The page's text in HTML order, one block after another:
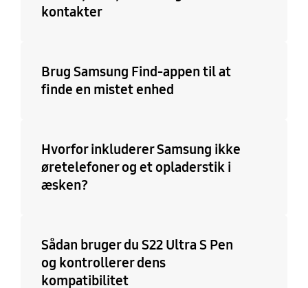
kontakter
Brug Samsung Find-appen til at
finde en mistet enhed
Hvorfor inkluderer Samsung ikke
øretelefoner og et opladerstik i
æsken?
Sådan bruger du S22 Ultra S Pen
og kontrollerer dens
kompatibilitet